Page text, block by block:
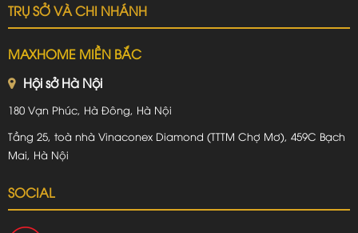
TRỤ SỞ VÀ CHI NHÁNH
MAXHOME MIỀN BẮC
Hội sở Hà Nội
180 Vạn Phúc, Hà Đông, Hà Nội
Tầng 25, toà nhà Vinaconex Diamond (TTTM Chợ Mơ), 459C Bạch
Mai, Hà Nội
SOCIAL